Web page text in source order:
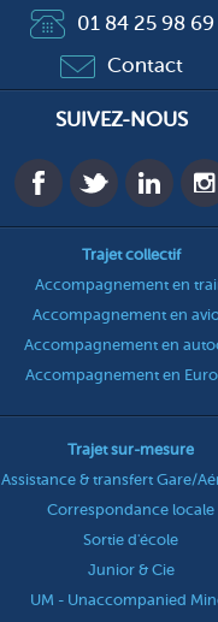
01 84 25 98 69
Contact
SUIVEZ-NOUS
Trajet collectif
Accompagnement en
Accompagnement en
Accompagnement en
Accompagnement en
Trajet sur-mesure
Assistance & transfert Gare/
Correspondance locale
Sortie d'école
Junior & Cie
UM - Unaccompanied